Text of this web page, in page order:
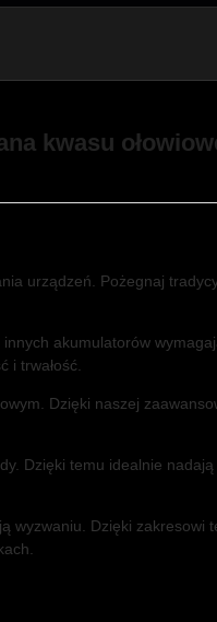
kwasu
urządzeń. Pożegnaj
akumulatorów
trwałość.
Dzięki naszej
Dzięki temu idealnie
wyzwaniu. Dzięki zakresowi